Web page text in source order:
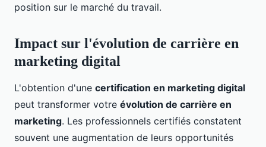
position sur le marché du travail.
Impact sur l'évolution de carrière en
marketing digital
L'obtention d'une certification en marketing digital
peut transformer votre évolution de carrière en
marketing. Les professionnels certifiés constatent
souvent une augmentation de leurs opportunités